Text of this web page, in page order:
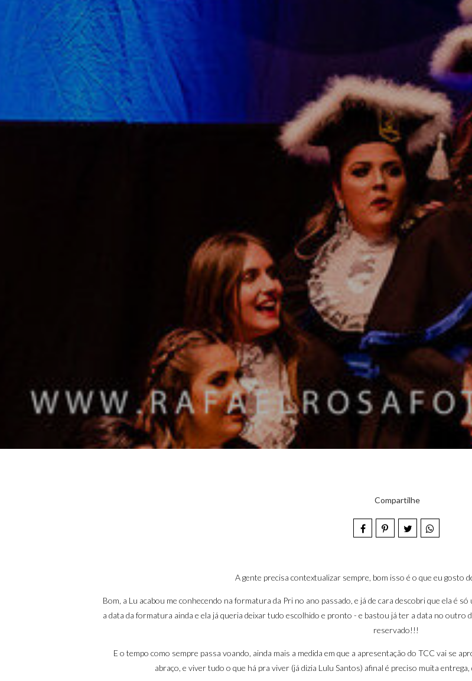
Compartilhe
A gente precisa contextualizar sempre, bom isso é o que eu gosto
Bom, a Lu acabou me conhecendo na formatura da Prino ano passado, e já de cara descobri que ela é
a data da formatura ainda e ela já queria deixar tudo escolhido e pronto - e bastou já ter a data no outro
reservado!!!
E o tempo como sempre passa voando, ainda mais a medida em que a apresentação do TCC vai se
abraço, e viver tudo o que há pra viver (já dizia Lulu Santos) afinal é preciso muita entrega,